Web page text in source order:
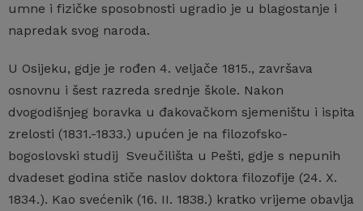
umne i fizičke sposobnosti ugradio je u blagostanje i
napredak svog naroda.
U Osijeku, gdje je rođen 4. veljače 1815., završava
osnovnu i šest razreda srednje škole. Nakon
dvogodišnjeg boravka u đakovačkom sjemeništu i ispita
zrelosti (1831.-1833.) upućen je na filozofsko-
bogoslovski studij Sveučilišta u Pešti, gdje s nepunih
dvadeset godina stiče naslov doktora filozofije (24. X.
1834.). Kao svećenik (16. II. 1838.) kratko vrijeme obavlja